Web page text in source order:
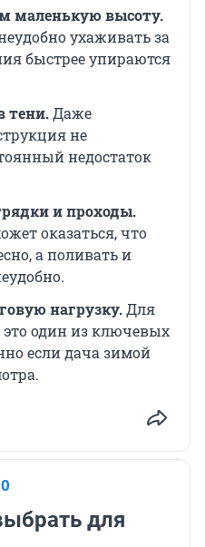
маленькую высоту.
ухаживать за
быстрее упираются
тени.Даже
не
недостаток
и проходы.
оказаться, что
а поливать и
нагрузку.Для
один из ключевых
если дача зимой
для